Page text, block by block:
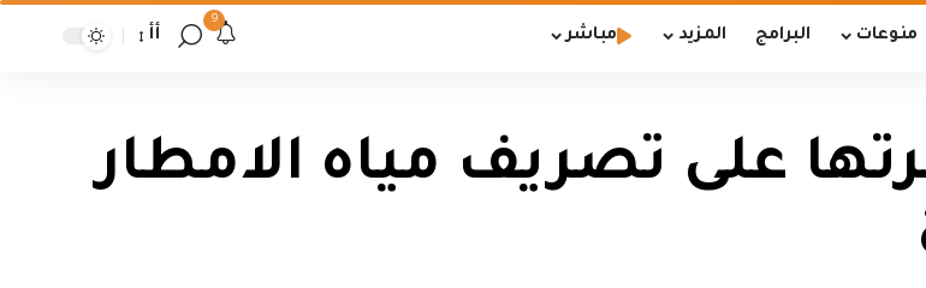
منوعات البرامج المزيد مباشر
9
أأ
على تصريف مياه الامطار